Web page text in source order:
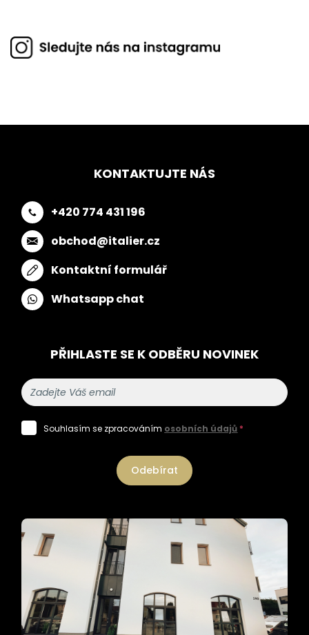
KONTAKTUJTE NÁS
+420 774 431 196
obchod@italier.cz
Kontaktní formulář
Whatsapp chat
PŘIHLASTE SE K ODBĚRU NOVINEK
Souhlasím se zpracováním osobních údajů *
Odebírat